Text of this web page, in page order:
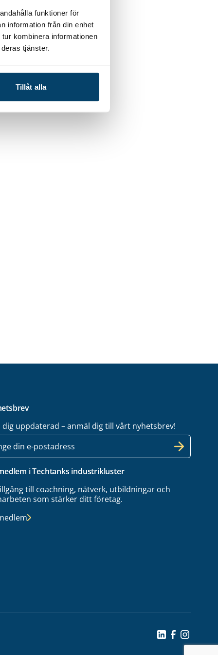
funktioner för
information från din enhet
kombinera informationen
tjänster.
Tillåt alla
dig uppdaterad – anmäl dig till vårt nyhetsbrev!
i Techtanks industrikluster
till coachning, nätverk, utbildningar och
som stärker ditt företag.
Social Icon
Social Icon
Social